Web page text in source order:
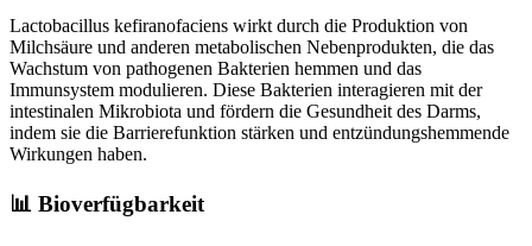
Lactobacillus kefiranofaciens wirkt durch die Produktion von
Milchsäure und anderen metabolischen Nebenprodukten, die das
Wachstum von pathogenen Bakterien hemmen und das
Immunsystem modulieren. Diese Bakterien interagieren mit der
intestinalen Mikrobiota und fördern die Gesundheit des Darms,
indem sie die Barrierefunktion stärken und entzündungshemmende
Wirkungen haben.
📊 Bioverfügbarkeit